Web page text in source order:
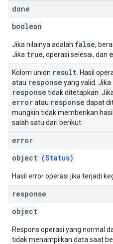
done
boolean
Jika nilainya adalah false,
Jika true, operasi selesai, dan
Kolom union result . Hasil
atau response yang valid. Jika
response tidak ditetapkan.
erroratau response dapat
mungkin tidak memberikan hasil.
salah satu dari berikut:
error
object (Status)
Hasil error operasi jika terjadi
response
object
Respons operasi yang normal
tidak menampilkan data saat